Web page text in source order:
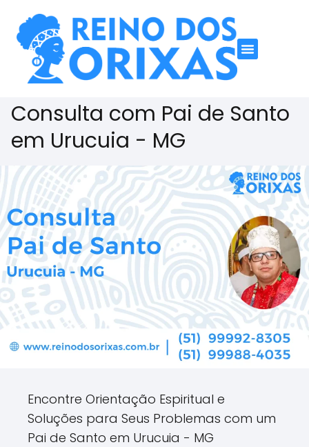
Consulta com Pai de Santo
em Urucuia - MG
Encontre Orientação Espiritual e
Soluções para Seus Problemas com um
Pai de Santo em Urucuia - MG